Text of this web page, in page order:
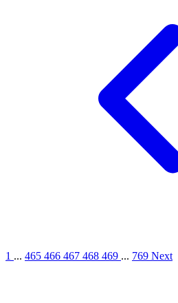
1 ... 465 466 467 468 469 ... 769 Next